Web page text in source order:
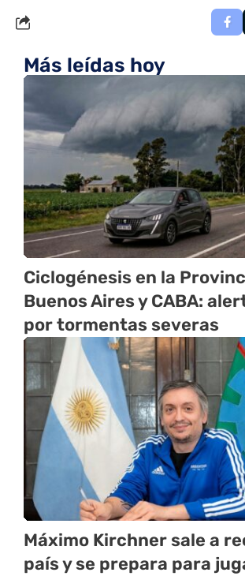
Más leídas hoy
Ciclogénesis en la
Buenos Aires y CABA:
por tormentas severas
Máximo Kirchner sale a
país y se prepara para